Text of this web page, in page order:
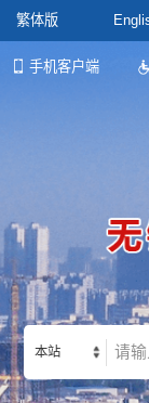
繁体版
手机客户端
本站